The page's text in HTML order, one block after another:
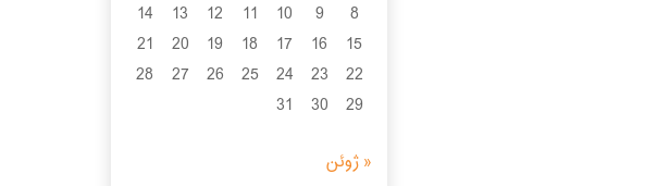
8
9
10
11
12
13
14
15
16
17
18
19
20
21
22
23
24
25
26
27
28
29
30
31
« ژوئن